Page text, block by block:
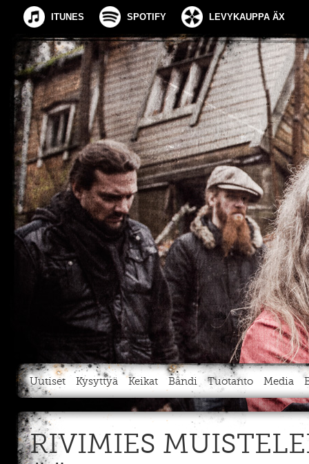
ITUNES SPOTIFY LEVYKAUPPA ÄX
Uutiset Kysyttyä Keikat Bändi Tuotanto Media
RIVIMIES